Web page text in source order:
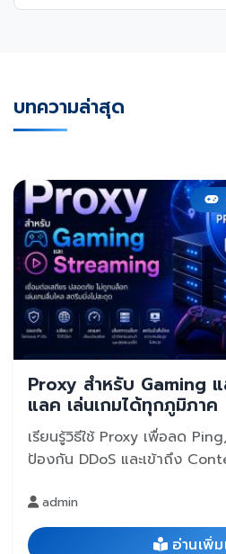
บทความล่าสุด
Proxy สำหรับ Gaming
แลค เล่นเกมได้ทุกภูมิภาค
เรียนรู้วิธีใช้ Proxy เพื่อลด
ป้องกัน DDoS และเข้าถึง
admin
อ่านเพิ่